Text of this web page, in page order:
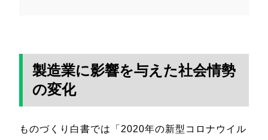
製造業に影響を与えた社会情勢
の変化
ものづくり白書では「2020年の新型コロナウイル